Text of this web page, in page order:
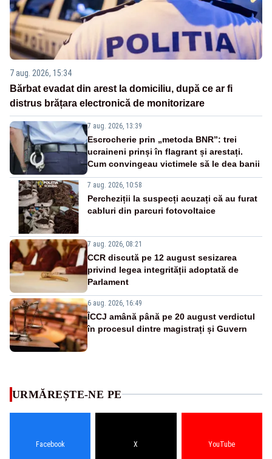
7 aug. 2026, 15:34
Bărbat evadat din arest la domiciliu, după ce ar fi
distrus brățara electronică de monitorizare
7 aug. 2026, 13:39
Escrocherie prin „metoda BNR”: trei
ucraineni prinși în flagrant și arestați.
Cum convingeau victimele să le dea banii
7 aug. 2026, 10:58
Percheziții la suspecți acuzați că au furat
cabluri din parcuri fotovoltaice
7 aug. 2026, 08:21
CCR discută pe 12 august sesizarea
privind legea integrității adoptată de
Parlament
6 aug. 2026, 16:49
ÎCCJ amână până pe 20 august verdictul
în procesul dintre magistrați și Guvern
URMĂREȘTE-NE PE
Facebook X YouTube